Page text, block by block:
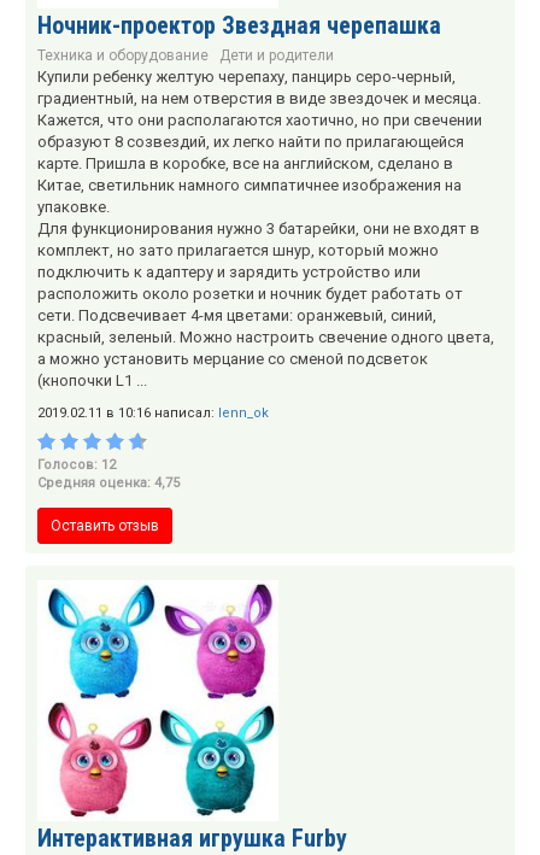
Ночник-проектор Звездная черепашка
Техника и оборудование Дети и родители
Купили ребенку желтую черепаху, панцирь серо-черный,
градиентный, на нем отверстия в виде звездочек и месяца.
Кажется, что они располагаются хаотично, но при свечении
образуют 8 созвездий, их легко найти по прилагающейся
карте. Пришла в коробке, все на английском, сделано в
Китае, светильник намного симпатичнее изображения на
упаковке.
Для функционирования нужно 3 батарейки, они не входят в
комплект, но зато прилагается шнур, который можно
подключить к адаптеру и зарядить устройство или
расположить около розетки и ночник будет работать от
сети. Подсвечивает 4-мя цветами: оранжевый, синий,
красный, зеленый. Можно настроить свечение одного цвета,
а можно установить мерцание со сменой подсветок
(кнопочки L1 ...
2019.02.11 в 10:16 написал: lenn_ok
Голосов: 12
Средняя оценка: 4,75
Оставить отзыв
Интерактивная игрушка Furby